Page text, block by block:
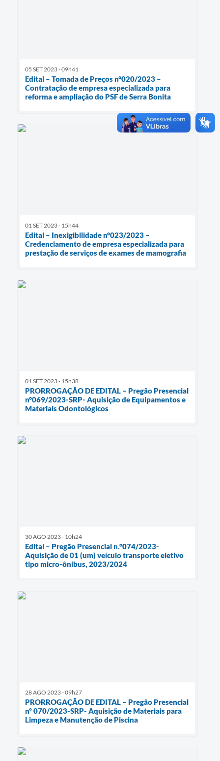
05 SET 2023 - 09h41
Edital – Tomada de Preços n°020/2023 –
Contratação de empresa especializada para
reforma e ampliação do PSF de Serra Bonita
01 SET 2023 - 15h44
Edital – Inexigibilidade n°023/2023 –
Credenciamento de empresa especializada para
prestação de serviços de exames de mamografia
01 SET 2023 - 15h38
PRORROGAÇÃO DE EDITAL – Pregão Presencial
n°069/2023-SRP- Aquisição de Equipamentos e
Materiais Odontológicos
30 AGO 2023 - 10h24
Edital – Pregão Presencial n.°074/2023-
Aquisição de 01 (um) veículo transporte eletivo
tipo micro-ônibus, 2023/2024
28 AGO 2023 - 09h27
PRORROGAÇÃO DE EDITAL – Pregão Presencial
nº 070/2023-SRP- Aquisição de Materiais para
Limpeza e Manutenção de Piscina